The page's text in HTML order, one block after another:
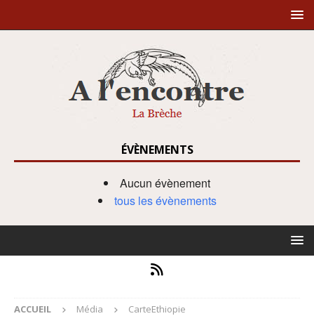
ÉVÈNEMENTS
Aucun évènement
tous les évènements
ACCUEIL Média CarteEthiopie